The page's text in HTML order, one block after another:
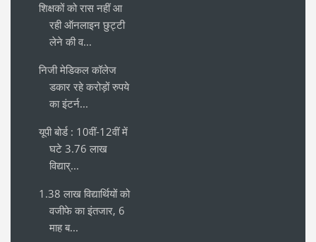
शिक्षकों को रास नहीं आ
रही ऑनलाइन छुट्टी
लेने की व...
निजी मेडिकल कॉलेज
डकार रहे करोड़ों रुपये
का इंटर्न...
यूपी बोर्ड : 10वीं-12वीं में
घटे 3.76 लाख
विद्यार्...
1.38 लाख विद्यार्थियों को
वजीफे का इंतजार, 6
माह ब...